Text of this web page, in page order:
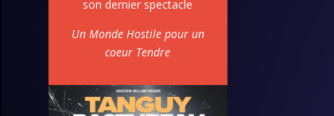
son dernier spectacle
Un Monde Hostile pour un
coeur Tendre